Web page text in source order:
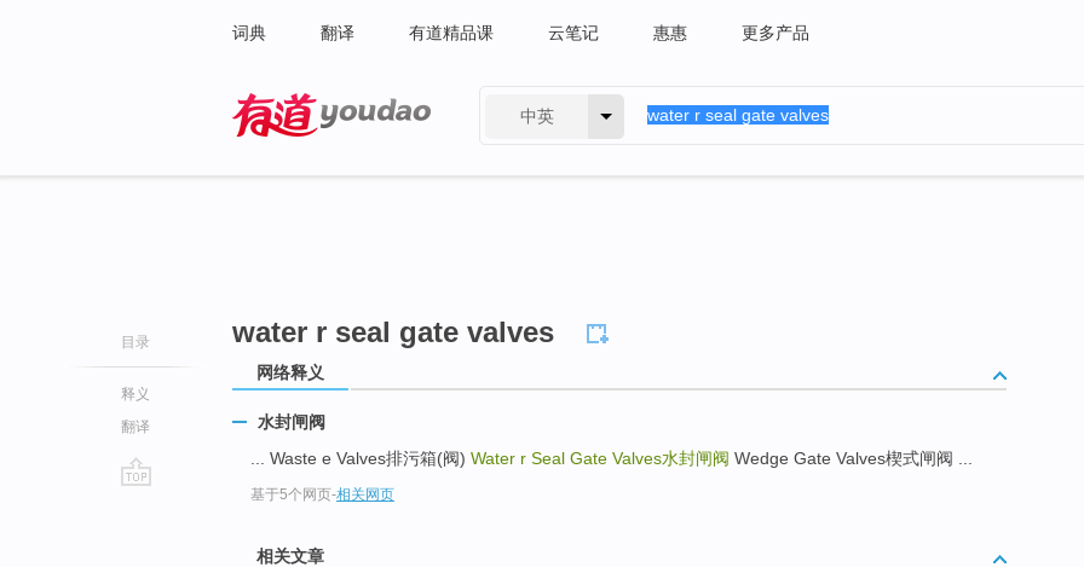
词典 翻译 有道精品课 云笔记 惠惠 更多产品
中英
目录
释义
翻译
water r seal gate valves
网络释义
水封闸阀
... Waste e Valves排污箱(阀) Water r Seal Gate Valves水封闸阀 Wedge Gate Valves楔式闸阀 ...
基于5个网页-相关网页
相关文章